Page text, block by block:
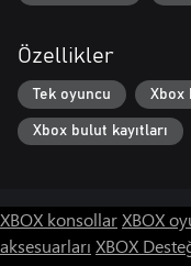
Özellikler
Tek oyuncu Xbox
Xbox bulut kayıtları
XBOX konsollarXBOX
aksesuarları XBOX